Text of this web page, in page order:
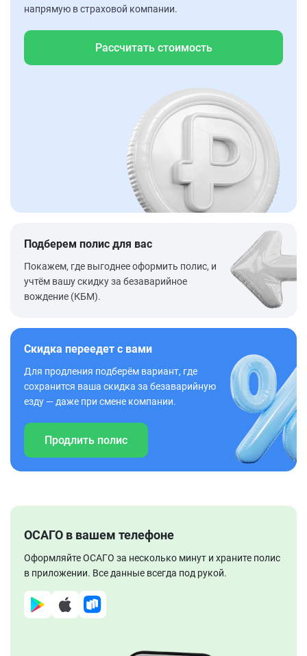
напрямую в страховой компании.
Рассчитать стоимость
Подберем полис для вас
Покажем, где выгоднее оформить полис, и
учтём вашу скидку за безаварийное
вождение (КБМ).
Скидка переедет с вами
Для продления подберём вариант, где
сохранится ваша скидка за безаварийную
езду — даже при смене компании.
Продлить полис
ОСАГО в вашем телефоне
Оформляйте ОСАГО за несколько минут и храните полис
в приложении. Все данные всегда под рукой.